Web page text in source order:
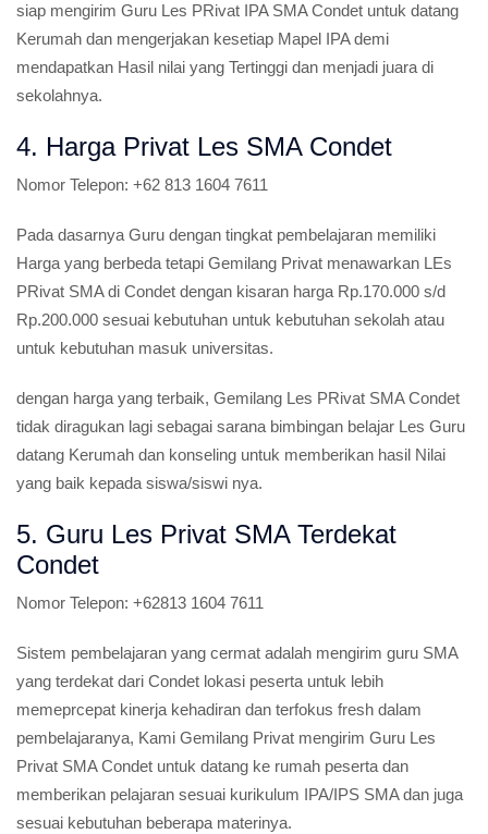
siap mengirim Guru Les PRivat IPA SMA Condet untuk datang
Kerumah dan mengerjakan kesetiap Mapel IPA demi
mendapatkan Hasil nilai yang Tertinggi dan menjadi juara di
sekolahnya.
4. Harga Privat Les SMA Condet
Nomor Telepon: +62 813 1604 7611
Pada dasarnya Guru dengan tingkat pembelajaran memiliki
Harga yang berbeda tetapi Gemilang Privat menawarkan LEs
PRivat SMA di Condet dengan kisaran harga Rp.170.000 s/d
Rp.200.000 sesuai kebutuhan untuk kebutuhan sekolah atau
untuk kebutuhan masuk universitas.
dengan harga yang terbaik, Gemilang Les PRivat SMA Condet
tidak diragukan lagi sebagai sarana bimbingan belajar Les Guru
datang Kerumah dan konseling untuk memberikan hasil Nilai
yang baik kepada siswa/siswi nya.
5. Guru Les Privat SMA Terdekat
Condet
Nomor Telepon: +62813 1604 7611
Sistem pembelajaran yang cermat adalah mengirim guru SMA
yang terdekat dari Condet lokasi peserta untuk lebih
memeprcepat kinerja kehadiran dan terfokus fresh dalam
pembelajaranya, Kami Gemilang Privat mengirim Guru Les
Privat SMA Condet untuk datang ke rumah peserta dan
memberikan pelajaran sesuai kurikulum IPA/IPS SMA dan juga
sesuai kebutuhan beberapa materinya.